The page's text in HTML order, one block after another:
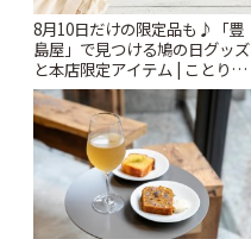
8月10日だけの限定品も♪「豊
島屋」で見つける鳩の日グッズ
と本店限定アイテム | ことりっ
ぷ